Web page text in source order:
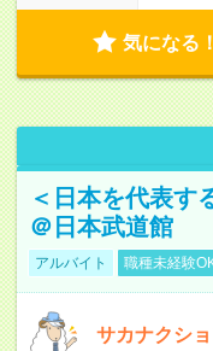
気になる！
＜日本を代表す
＠日本武道館
アルバイト 職種未経験
サカナクシ